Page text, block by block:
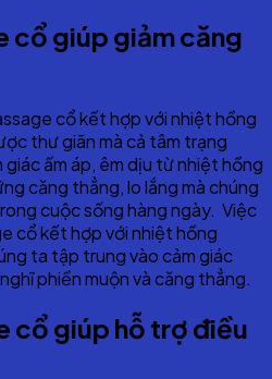
cổ giúp giảm căng
cổ kết hợp với nhiệt hồng
thư giãn mà cả tâm trạng
ấm áp, êm dịu từ nhiệt hồng
căng thẳng, lo lắng mà chúng
cuộc sống hàng ngày. Việc
cổ kết hợp với nhiệt hồng
ta tập trung vào cảm giác
phiền muộn và căng thẳng.
cổ giúp hỗ trợ điều